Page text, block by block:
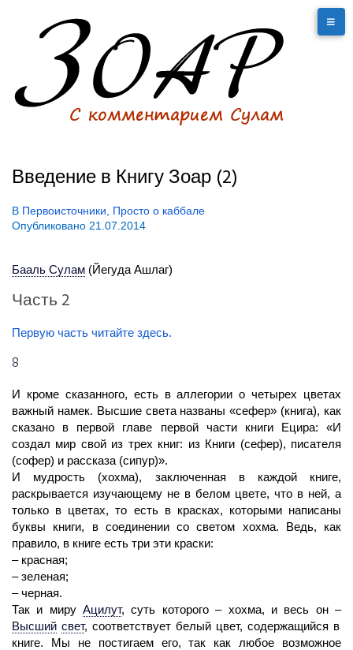
Введение в Книгу Зоар (2)
В Первоисточники
Просто о каббале
Опубликовано 21.07.2014
Бааль Сулам (Йегуда Ашлаг)
Часть 2
Первую часть читайте здесь.
8
И кроме сказанного, есть в аллегории о четырех цветах
важный намек. Высшие света названы «сефер» (книга), как
сказано в первой главе первой части книги Ецира: «И
создал мир свой из трех книг: из Книги (сефер), писателя
(софер) и рассказа (сипур)».
И мудрость (хохма), заключенная в каждой книге,
раскрывается изучающему не в белом цвете, что в ней, а
только в цветах, то есть в красках, которыми написаны
буквы книги, в соединении со светом хохма. Ведь, как
правило, в книге есть три эти краски:
– красная;
– зеленая;
– черная.
Так и миру Ацилут, суть которого – хохма, и весь он –
Высший свет, соответствует белый цвет, содержащийся в
книге. Мы не постигаем его, так как любое возможное